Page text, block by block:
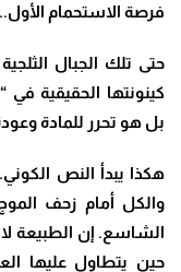
فرصة الاستحمام الأول..
حتى تلك الجبال
كينونتها الحقيقية في
بل هو تحرر للمادة
هكذا يبدأ النص
والكل أمام زحف
الشاسع. إن الطبيعة
حين يتطاول عليها